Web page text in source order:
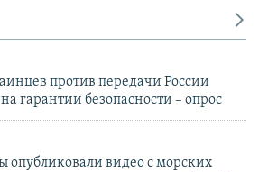
против передачи России
гарантии безопасности – опрос
видео с морских